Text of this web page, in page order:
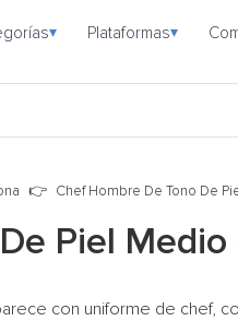
▾ Plataformas▾
Chef Hombre De Tono De
Piel Medio
con uniforme de chef,